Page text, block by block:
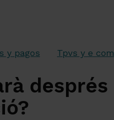
y pagos Tpvs y e